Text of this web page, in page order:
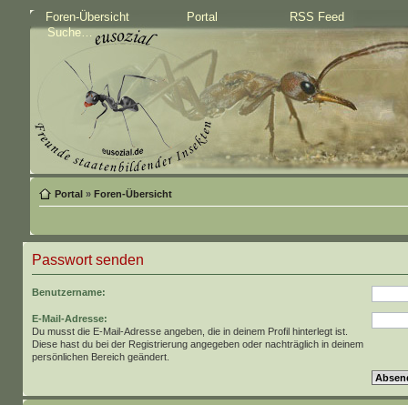
Foren-Übersicht Portal RSS Feed
Portal» Foren-Übersicht
Passwort senden
Benutzername:
E-Mail-Adresse:
Du musst die E-Mail-Adresse angeben, die in deinem Profil hinterlegt ist.
Diese hast du bei der Registrierung angegeben oder nachträglich in deinem
persönlichen Bereich geändert.